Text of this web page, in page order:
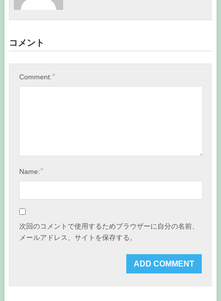
コメント
Comment:*
Name:*
次回のコメントで使用するためブラウザーに自分の名前、
メールアドレス、サイトを保存する。